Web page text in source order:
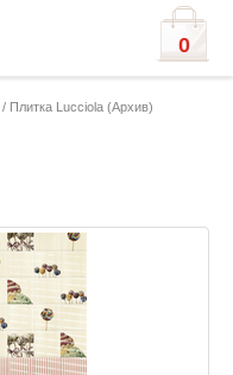
0
/ Плитка Lucciola (Архив)